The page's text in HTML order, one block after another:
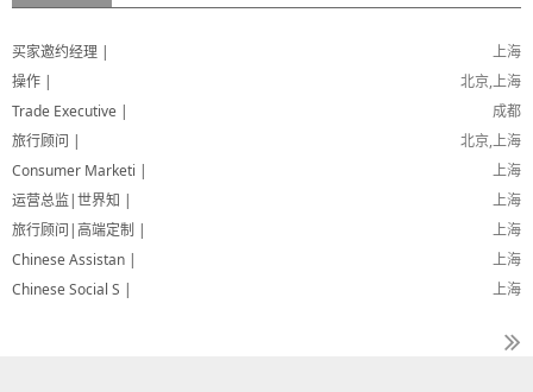
上海
买家邀约经理 |
北京,上海
操作 |
成都
Trade Executive |
北京,上海
旅行顾问 |
上海
Consumer Marketi |
上海
运营总监|世界知 |
上海
旅行顾问|高端定制 |
上海
Chinese Assistan |
上海
Chinese Social S |